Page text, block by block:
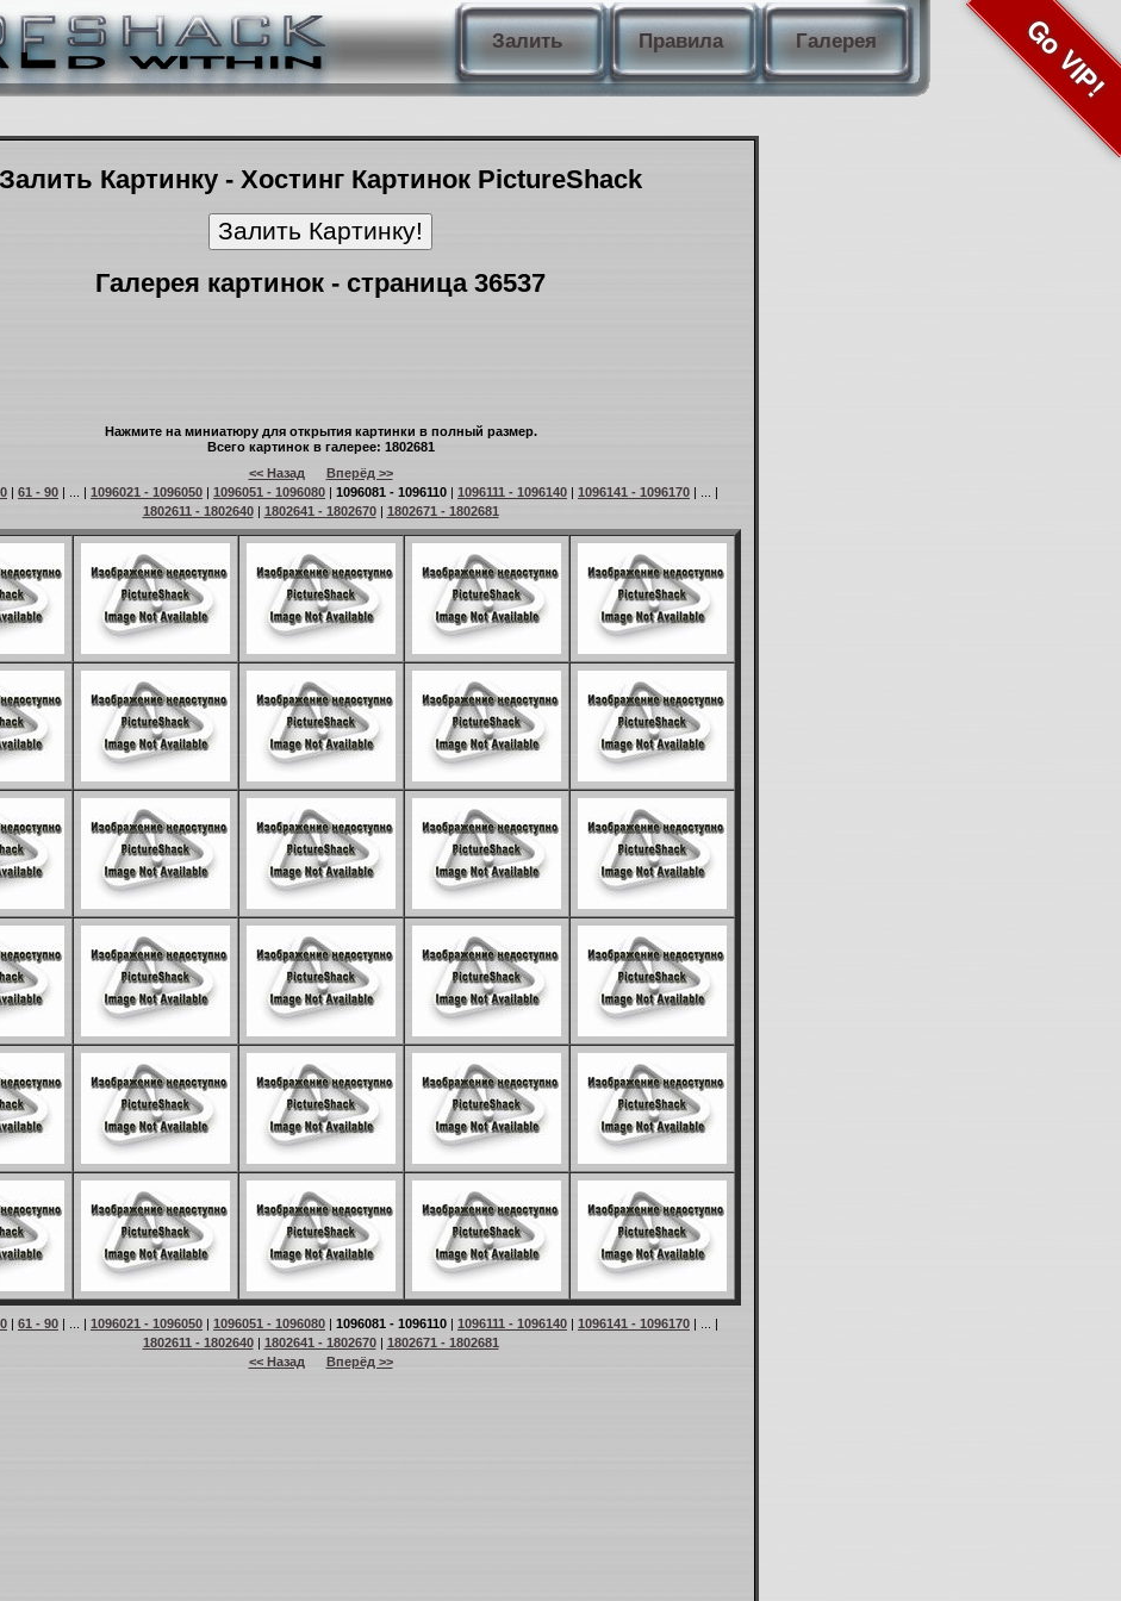
Залить Правила Галерея Go VIP!
Залить Картинку - Хостинг Картинок PictureShack
Галерея картинок - страница 36537
Нажмите на миниатюру для открытия картинки в полный размер.
Всего картинок в галерее: 1802681
<< Назад
Вперёд >>
| 61 - 90 | ... | 1096021 - 1096050 | 1096051 - 1096080 | 1096081 - 1096110 | 1096111 - 1096140 | 1096141 - 1096170 | ... |
1802611 - 1802640| 1802641 - 1802670| 1802671 - 1802681
| 61 - 90 | ... | 1096021 - 1096050 | 1096051 - 1096080 | 1096081 - 1096110 | 1096111 - 1096140 | 1096141 - 1096170 | ... |
1802611 - 1802640| 1802641 - 1802670| 1802671 - 1802681
<< Назад
Вперёд >>